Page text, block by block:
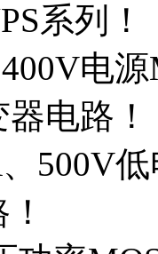
系列！
电
电路！
500V